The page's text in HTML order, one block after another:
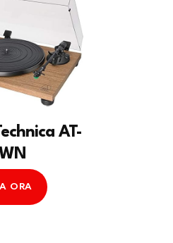
AT-
ORA